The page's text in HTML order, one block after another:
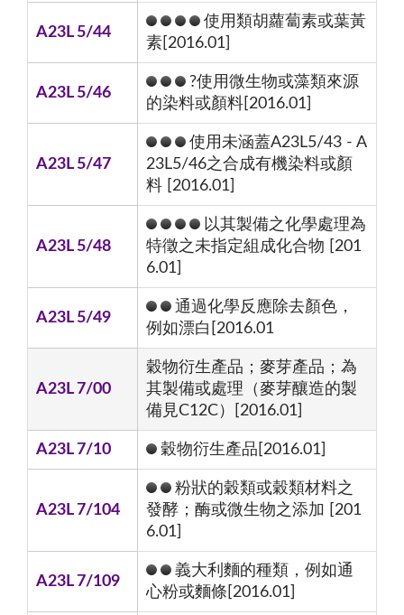
A23L 5/44
使用類胡蘿蔔素或葉黃
素[2016.01]
A23L 5/46
?使用微生物或藻類來源
的染料或顏料[2016.01]
A23L 5/47
使用未涵蓋A23L5/43 - A
23L5/46之合成有機染料或顏
料 [2016.01]
A23L 5/48
以其製備之化學處理為
特徵之未指定組成化合物 [201
6.01]
A23L 5/49
通過化學反應除去顏色，
例如漂白[2016.01
A23L 7/00
穀物衍生產品；麥芽產品；為
其製備或處理（麥芽釀造的製
備見C12C）[2016.01]
A23L 7/10 穀物衍生產品[2016.01]
A23L 7/104
粉狀的穀類或穀類材料之
發酵；酶或微生物之添加 [201
6.01]
A23L 7/109
義大利麵的種類，例如通
心粉或麵條[2016.01]